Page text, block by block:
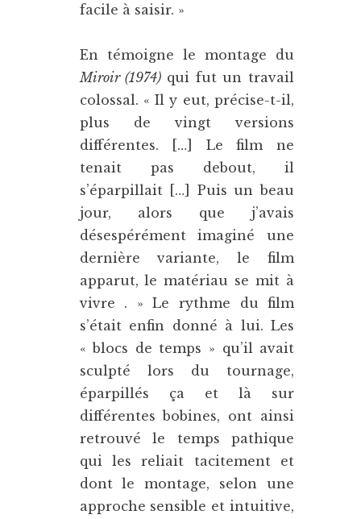
facile à saisir. »
En témoigne le montage du
Miroir (1974) qui fut un travail
colossal. « Il y eut, précise-t-il,
plus de vingt versions
différentes. […] Le film ne
tenait pas debout, il
s’éparpillait […] Puis un beau
jour, alors que j’avais
désespérément imaginé une
dernière variante, le film
apparut, le matériau se mit à
vivre . » Le rythme du film
s’était enfin donné à lui. Les
« blocs de temps » qu’il avait
sculpté lors du tournage,
éparpillés ça et là sur
différentes bobines, ont ainsi
retrouvé le temps pathique
qui les reliait tacitement et
dont le montage, selon une
approche sensible et intuitive,